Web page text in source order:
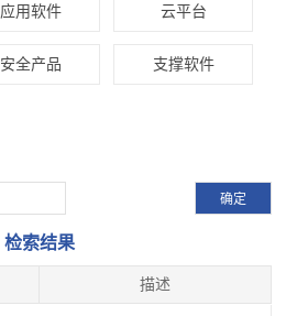
检索结果
描述
应用软件 云平台
安全产品 支撑软件